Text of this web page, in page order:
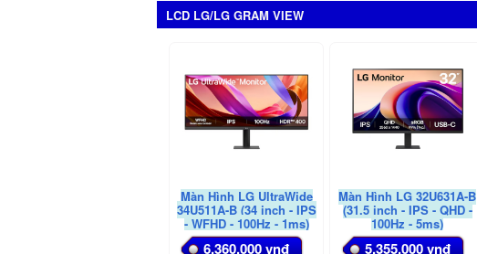
LCD LG/LG GRAM VIEW
Màn Hình LG UltraWide
34U511A-B (34 inch - IPS
- WFHD - 100Hz - 1ms)
6.360.000 vnđ
Màn Hình LG 32U631A-B
(31.5 inch - IPS - QHD -
100Hz - 5ms)
5.355.000 vnđ